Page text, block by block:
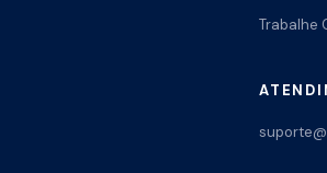
Trabalhe